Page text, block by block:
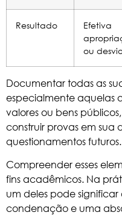
Resultado
Efetiva
ou
Documentar todas as
especialmente aquelas
valores ou bens
construir provas em sua
questionamentos futuros.
Compreender esses
fins acadêmicos. Na
um deles pode
condenação e uma